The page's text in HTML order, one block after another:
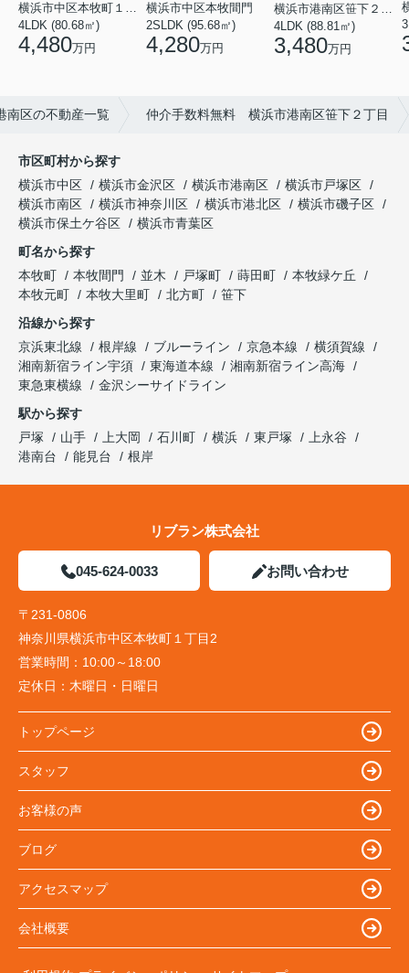
横浜市中区本牧町１丁目
4LDK (80.68㎡)
4,480万円
横浜市中区本牧間門
2SLDK (95.68㎡)
4,280万円
横浜市港南区笹下２丁目
4LDK (88.81㎡)
3,480万円
南区の不動産一覧 仲介手数料無料 横浜市港南区笹下２丁目
市区町村から探す
横浜市中区
横浜市金沢区 横浜市港南区
横浜市戸塚区
横浜市南区
横浜市神奈川区 横浜市港北区
横浜市磯子区
横浜市保土ケ谷区
横浜市青葉区
町名から探す
本牧町
本牧間門 並木 戸塚町 蒔田町
本牧緑ケ丘
本牧元町
本牧大里町 北方町
笹下
沿線から探す
京浜東北線
根岸線 ブルーライン 京急本線
横須賀線
湘南新宿ライン宇須
東海道本線
湘南新宿ライン高海
東急東横線
金沢シーサイドライン
駅から探す
戸塚
山手 上大岡 石川町 横浜 東戸塚
上永谷
港南台
能見台 根岸
リブラン株式会社
045-624-0033 お問い合わせ
〒231-0806
神奈川県横浜市中区本牧町１丁目2
営業時間： 10:00～18:00
定休日： 木曜日・日曜日
トップページ
スタッフ
お客様の声
ブログ
アクセスマップ
会社概要